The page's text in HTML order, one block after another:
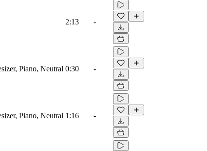
2:13 -
Piano, Neutral 0:30 -
Piano, Neutral 1:16 -